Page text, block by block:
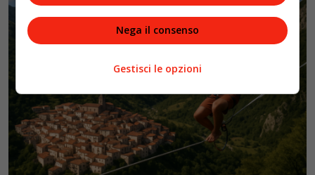
Nega il consenso
Gestisci le opzioni